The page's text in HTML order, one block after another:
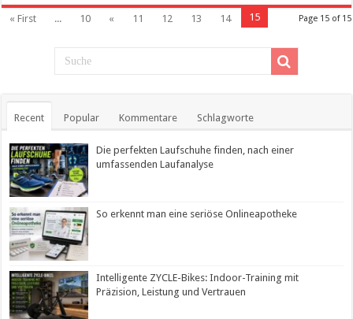
Page 15 of 15
« First ... 10 « 11 12 13 14 15
Recent Popular Kommentare Schlagworte
Die perfekten Laufschuhe finden, nach einer
umfassenden Laufanalyse
So erkennt man eine seriöse Onlineapotheke
Intelligente ZYCLE-Bikes: Indoor-Training mit
Präzision, Leistung und Vertrauen